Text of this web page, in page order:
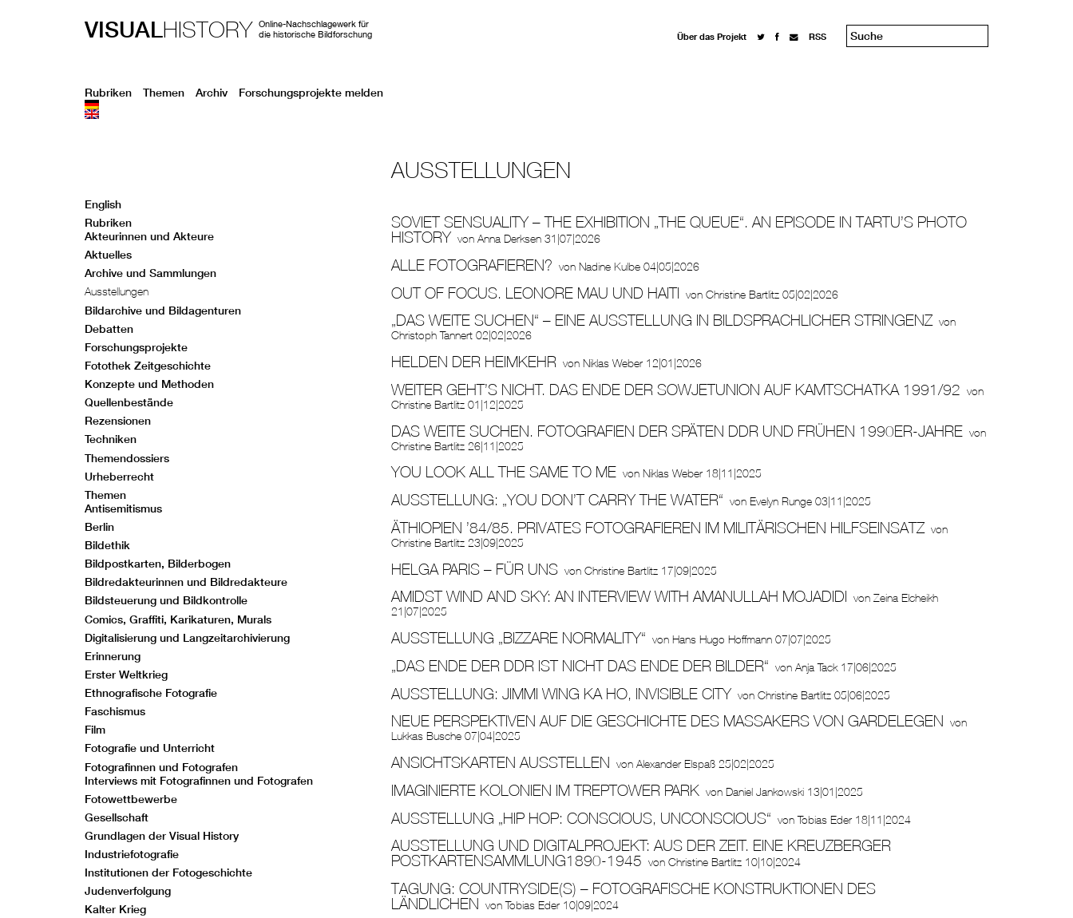
VISUALHISTORY
Online-Nachschlagewerk für
die historische Bildforschung
Über das Projekt RSS
Rubriken Themen Archiv Forschungsprojekte melden
English
Rubriken
Akteurinnen und Akteure
Aktuelles
Archive und Sammlungen
Ausstellungen
Bildarchive und Bildagenturen
Debatten
Forschungsprojekte
Fotothek Zeitgeschichte
Konzepte und Methoden
Quellenbestände
Rezensionen
Techniken
Themendossiers
Urheberrecht
Themen
Antisemitismus
Berlin
Bildethik
Bildpostkarten, Bilderbogen
Bildredakteurinnen und Bildredakteure
Bildsteuerung und Bildkontrolle
Comics, Graffiti, Karikaturen, Murals
Digitalisierung und Langzeitarchivierung
Erinnerung
Erster Weltkrieg
Ethnografische Fotografie
Faschismus
Film
Fotografie und Unterricht
Fotografinnen und Fotografen
Interviews mit Fotografinnen und Fotografen
Fotowettbewerbe
Gesellschaft
Grundlagen der Visual History
Industriefotografie
Institutionen der Fotogeschichte
Judenverfolgung
Kalter Krieg
AUSSTELLUNGEN
SOVIET SENSUALITY – THE EXHIBITION „THE QUEUE“. AN EPISODE IN TARTU’S PHOTO
HISTORY vonAnna Derksen 31|07|2026
ALLE FOTOGRAFIEREN? vonNadine Kulbe 04|05|2026
OUT OF FOCUS. LEONORE MAU UND HAITI vonChristine Bartlitz 05|02|2026
„DAS WEITE SUCHEN“ – EINE AUSSTELLUNG IN BILDSPRACHLICHER STRINGENZ von
Christoph Tannert 02|02|2026
HELDEN DER HEIMKEHR vonNiklas Weber 12|01|2026
WEITER GEHT’S NICHT. DAS ENDE DER SOWJETUNION AUF KAMTSCHATKA 1991/92 von
Christine Bartlitz 01|12|2025
DAS WEITE SUCHEN. FOTOGRAFIEN DER SPÄTEN DDR UND FRÜHEN 1990ER-JAHRE von
Christine Bartlitz 26|11|2025
YOU LOOK ALL THE SAME TO ME vonNiklas Weber 18|11|2025
AUSSTELLUNG: „YOU DON’T CARRY THE WATER“ vonEvelyn Runge 03|11|2025
ÄTHIOPIEN ’84/85. PRIVATES FOTOGRAFIEREN IM MILITÄRISCHEN HILFSEINSATZ von
Christine Bartlitz 23|09|2025
HELGA PARIS – FÜR UNS vonChristine Bartlitz 17|09|2025
AMIDST WIND AND SKY: AN INTERVIEW WITH AMANULLAH MOJADIDI vonZeina Elcheikh
21|07|2025
AUSSTELLUNG „BIZZARE NORMALITY“ vonHans Hugo Hoffmann 07|07|2025
„DAS ENDE DER DDR IST NICHT DAS ENDE DER BILDER“ vonAnja Tack 17|06|2025
AUSSTELLUNG: JIMMI WING KA HO, INVISIBLE CITY vonChristine Bartlitz 05|06|2025
NEUE PERSPEKTIVEN AUF DIE GESCHICHTE DES MASSAKERS VON GARDELEGEN von
Lukkas Busche 07|04|2025
ANSICHTSKARTEN AUSSTELLEN vonAlexander Elspaß 25|02|2025
IMAGINIERTE KOLONIEN IM TREPTOWER PARK vonDaniel Jankowski 13|01|2025
AUSSTELLUNG „HIP HOP: CONSCIOUS, UNCONSCIOUS“ vonTobias Eder 18|11|2024
AUSSTELLUNG UND DIGITALPROJEKT: AUS DER ZEIT. EINE KREUZBERGER
POSTKARTENSAMMLUNG1890-1945 vonChristine Bartlitz 10|10|2024
TAGUNG: COUNTRYSIDE(S) – FOTOGRAFISCHE KONSTRUKTIONEN DES
LÄNDLICHEN vonTobias Eder 10|09|2024